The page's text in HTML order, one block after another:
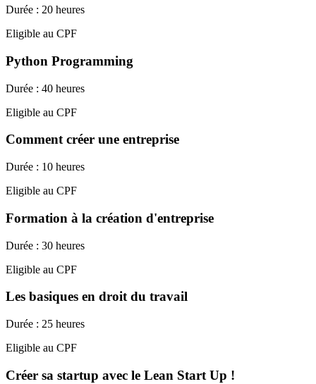
Durée : 20 heures
Eligible au CPF
Python Programming
Durée : 40 heures
Eligible au CPF
Comment créer une entreprise
Durée : 10 heures
Eligible au CPF
Formation à la création d'entreprise
Durée : 30 heures
Eligible au CPF
Les basiques en droit du travail
Durée : 25 heures
Eligible au CPF
Créer sa startup avec le Lean Start Up !